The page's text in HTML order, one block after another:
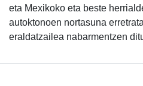
eta Mexikoko eta beste
autoktonoen nortasuna
eraldatzailea nabarmentzen